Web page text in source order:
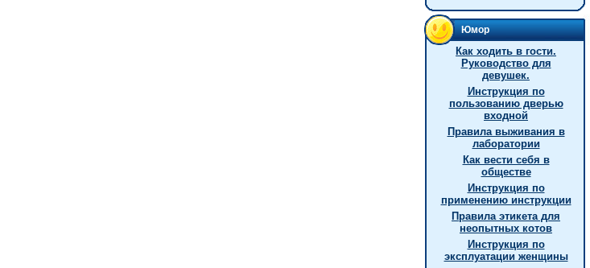
Юмор
Как ходить в гости.
Руководство для
девушек.
Инструкция по
пользованию дверью
входной
Правила выживания в
лаборатории
Как вести себя в
обществе
Инструкция по
применению инструкции
Правила этикета для
неопытных котов
Инструкция по
эксплуатации женщины